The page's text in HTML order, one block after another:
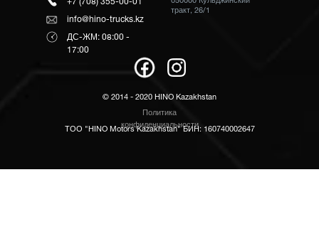
тракт, 26/1
ДС-ЖМ: 08:00 -
17:00
+7 (708) 355-00-01
info@hino-trucks.kz
© 2014 - 2020 HINO Kazakhstan
ТОО "HINO Motors Kazakhstan" БИН: 160740002647
Политика
конфиденциальности